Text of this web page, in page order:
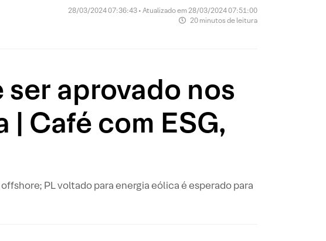
28/03/2024 07:36:43 • Atualizado em 28/03/2024 07:51:00
20 minutos de leitura
aprovado nos
Café com ESG,
PL voltado para energia eólica é esperado para